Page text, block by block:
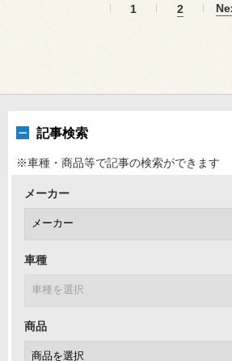
1 2
記事検索
※車種・商品等で記事の検索ができます
メーカー
車種
商品